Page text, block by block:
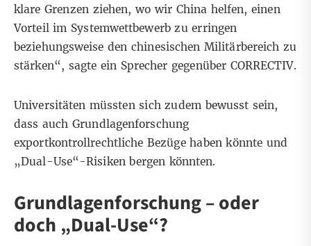
klare Grenzen ziehen, wo wir China helfen, einen
Vorteil im Systemwettbewerb zu erringen
beziehungsweise den chinesischen Militärbereich zu
stärken“, sagte ein Sprecher gegenüber CORRECTIV.
Universitäten müssten sich zudem bewusst sein,
dass auch Grundlagenforschung
exportkontrollrechtliche Bezüge haben könnte und
„Dual-Use“-Risiken bergen könnten.
Grundlagenforschung – oder
doch „Dual-Use“?